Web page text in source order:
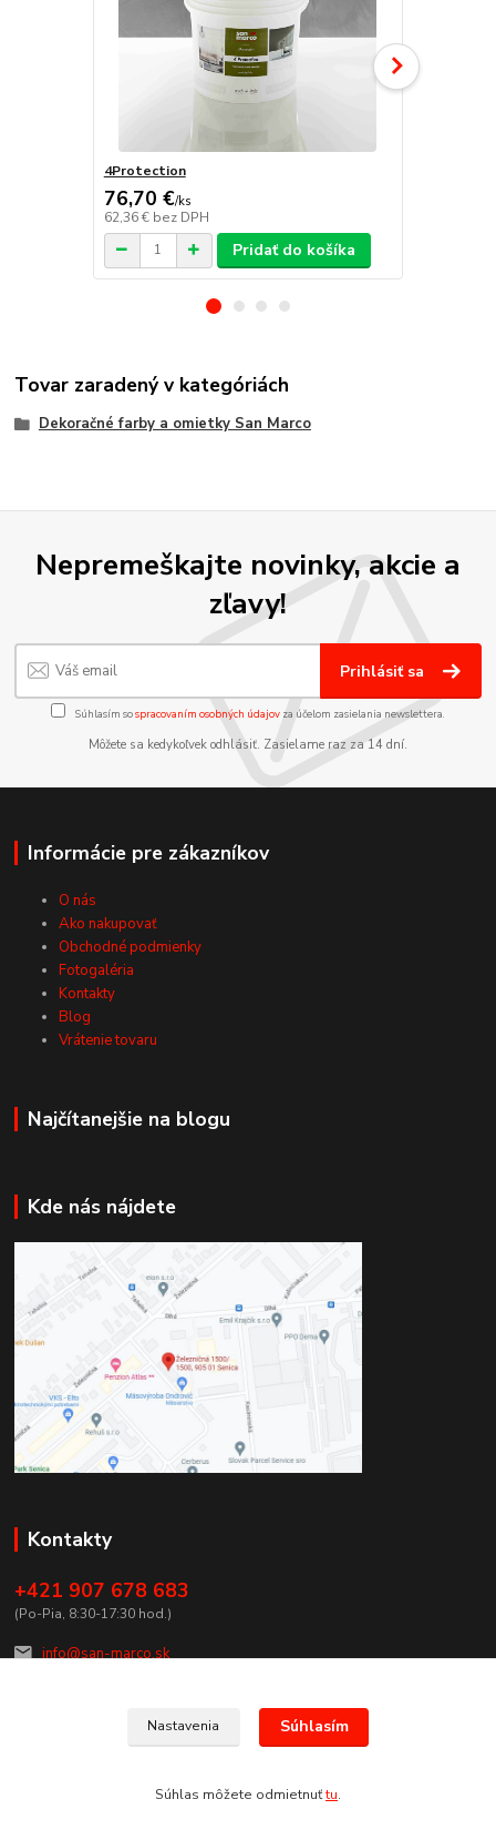
4Protection
76,70 €/ks
62,36 € bez DPH
Pridať do košíka
Tovar zaradený v kategóriách
Dekoračné farby a omietky San Marco
Nepremeškajte novinky, akcie a
zľavy!
Prihlásiť sa
Súhlasím sospracovaním osobných údajov za účelom zasielania newslettera.
Môžete sa kedykoľvek odhlásiť. Zasielame raz za 14 dní.
Informácie pre zákazníkov
O nás
Ako nakupovať
Obchodné podmienky
Fotogaléria
Kontakty
Blog
Vrátenie tovaru
Najčítanejšie na blogu
Kde nás nájdete
Kontakty
+421 907 678 683
(Po-Pia, 8:30-17:30 hod.)
info@san-marco.sk
Nastavenia Súhlasím
Súhlas môžete odmietnuťtu.